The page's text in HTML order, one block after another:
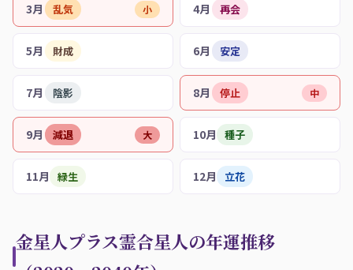
3月 乱気 小 4月 再会
5月 財成 6月 安定
7月 陰影 8月 停止 中
9月 減退 大 10月 種子
11月 緑生 12月 立花
金星人プラス霊合星人の年運推移